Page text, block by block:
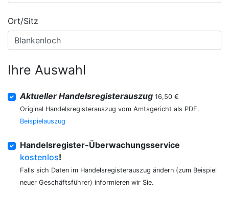
Ort/Sitz
Ihre Auswahl
Aktueller Handelsregisterauszug 16,50 €
Original Handelsregisterauszug vom Amtsgericht als PDF.
Beispielauszug
Handelsregister-Überwachungsservice
kostenlos!
Falls sich Daten im Handelsregisterauszug ändern (zum Beispiel
neuer Geschäftsführer) informieren wir Sie.